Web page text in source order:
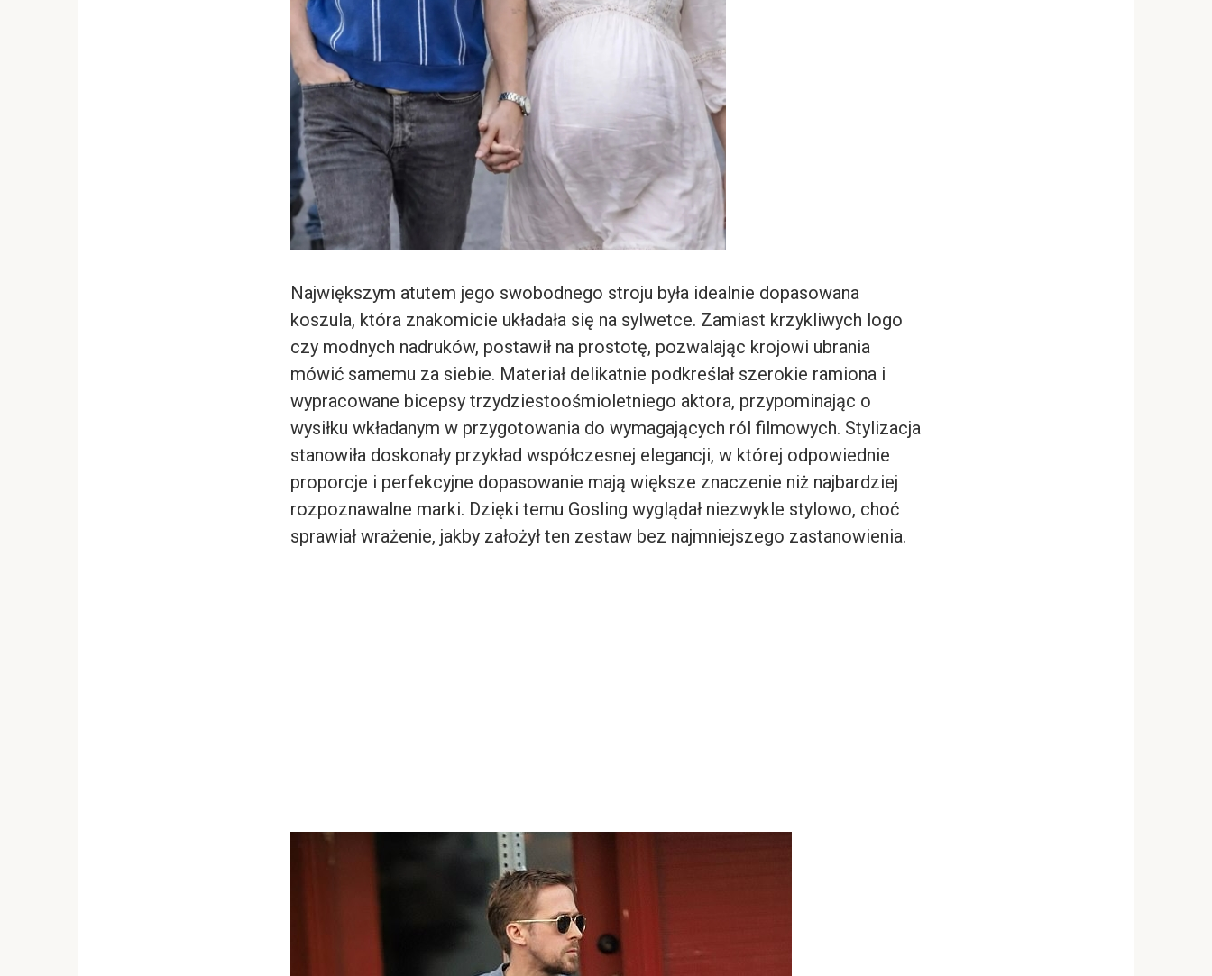
Największym atutem jego swobodnego stroju była idealnie dopasowana
koszula, która znakomicie układała się na sylwetce. Zamiast krzykliwych logo
czy modnych nadruków, postawił na prostotę, pozwalając krojowi ubrania
mówić samemu za siebie. Materiał delikatnie podkreślał szerokie ramiona i
wypracowane bicepsy trzydziestoośmioletniego aktora, przypominając o
wysiłku wkładanym w przygotowania do wymagających ról filmowych. Stylizacja
stanowiła doskonały przykład współczesnej elegancji, w której odpowiednie
proporcje i perfekcyjne dopasowanie mają większe znaczenie niż najbardziej
rozpoznawalne marki. Dzięki temu Gosling wyglądał niezwykle stylowo, choć
sprawiał wrażenie, jakby założył ten zestaw bez najmniejszego zastanowienia.